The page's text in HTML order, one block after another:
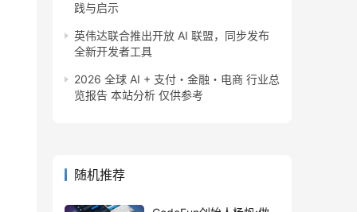
践与启示
英伟达联合推出开放 AI 联盟，同步发布
全新开发者工具
2026 全球 AI + 支付・金融・电商 行业总
览报告 本站分析 仅供参考
随机推荐